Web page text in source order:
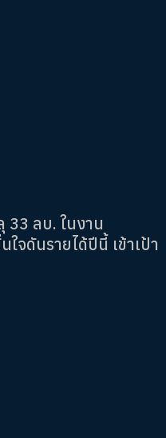
33 ลบ. ในงาน
จดันรายได้ปีนี้ เข้าเป้า